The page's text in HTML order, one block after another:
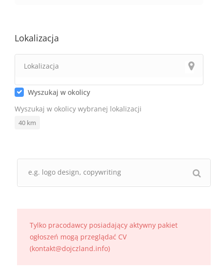
Lokalizacja
Wyszukaj w okolicy
Wyszukaj w okolicy wybranej lokalizacji
40 km
Tylko pracodawcy posiadający aktywny pakiet
ogłoszeń mogą przeglądać CV
(kontakt@dojczland.info)